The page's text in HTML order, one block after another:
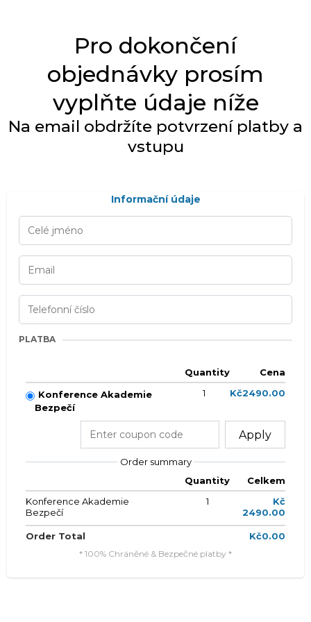
Pro dokončení
objednávky prosím
vyplňte údaje níže
Na email obdržíte potvrzení platby a
vstupu
Informační údaje
PLATBA
Quantity
Cena
Konference Akademie
Bezpečí
1 Kč2490.00
Apply
Order summary
Quantity
Celkem
Konference Akademie
Bezpečí
1
Kč
2490.00
Order Total Kč0.00
* 100% Chráněné & Bezpečné platby *